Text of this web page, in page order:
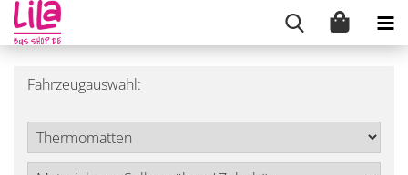
Fahrzeugauswahl: